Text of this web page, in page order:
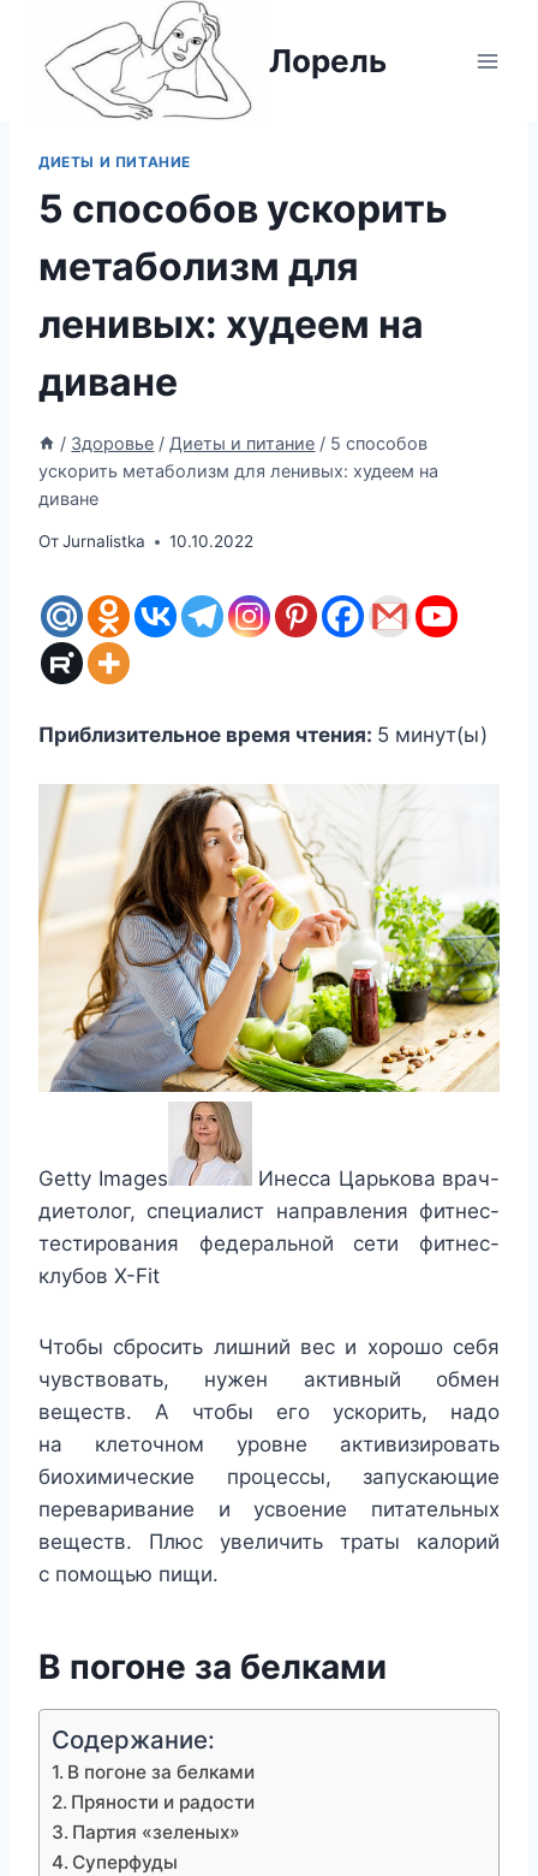
содержимому
Лорель
ДИЕТЫ И ПИТАНИЕ
5 способов ускорить
метаболизм для
ленивых: худеем на
диване
/ Здоровье / Диеты и питание / 5 способов
ускорить метаболизм для ленивых: худеем на
диване
ОтJurnalistka 10.10.2022
Приблизительное время чтения: 5 минут(ы)
Getty Images
Инесса Царькова врач-
диетолог, специалист направления фитнес-
тестирования федеральной сети фитнес-
клубов X-Fit
Чтобы сбросить лишний вес и хорошо себя
чувствовать, нужен активный обмен
веществ. А чтобы его ускорить, надо
на клеточном уровне активизировать
биохимические процессы, запускающие
переваривание и усвоение питательных
веществ. Плюс увеличить траты калорий
с помощью пищи.
В погоне за белками
Содержание:
В погоне за белками
Пряности и радости
Партия «зеленых»
Суперфуды